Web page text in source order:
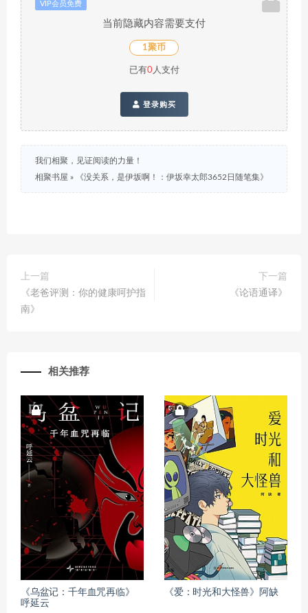
VIP会员免费
当前隐藏内容需要支付
1聚币
已有0人支付
登录购买
我们相聚，见证阅读的力量！
相聚书屋 » 《没关系，是伊坂啊！：伊坂幸太郎3652日随笔集》
上一篇
《老爸评测：你的健康呵护指
南》
下一篇
《论语通译》
相关推荐
《乌盆记：千年血咒再临》
呼延云
《爱：时光和大怪兽》阿缺